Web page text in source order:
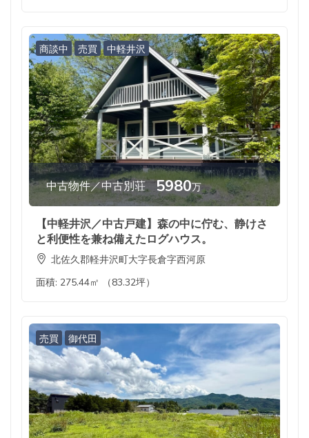
商談中 売買 中軽井沢
中古物件／中古別荘 5980万
【中軽井沢／中古戸建】森の中に佇む、静けさ
と利便性を兼ね備えたログハウス。
北佐久郡軽井沢町大字長倉字西河原
面積: 275.44㎡ （83.32坪）
売買 御代田